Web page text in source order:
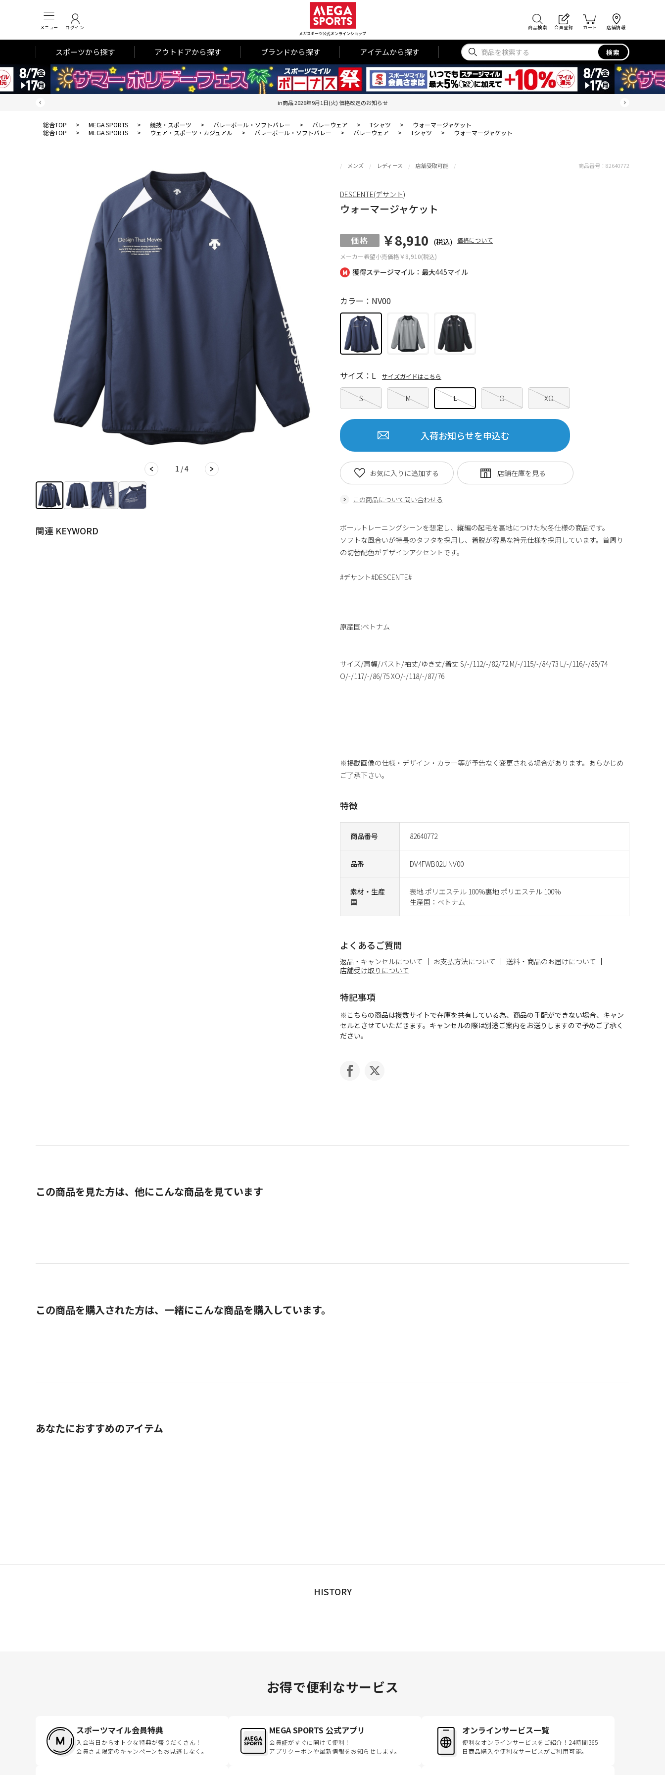
メニュー ログイン
メガスポーツ公式オンラインショップ
商品検索 会員登録 カート 店舗情報
スポーツから探す アウトドアから探す ブランドから探す アイテムから探す 検索
in商品 2026年9月1日(火) 価格改定のお知らせ
総合TOP > MEGA SPORTS > 競技・スポーツ > バレーボール・ソフトバレー > バレーウェア > Tシャツ >
ウォーマージャケット
総合TOP
> MEGA SPORTS > ウェア・スポーツ・カジュアル > バレーボール・ソフトバレー > バレーウェア > Tシャツ > ウォーマージャケット
1 / 4
関連 KEYWORD
獲得ステージマイル：最大445マイル
メンズ レディース 店舗受取可能
ウォーマージャケット
メーカー希望小売価格￥8,910(税込)
￥8,910 (税込) 価格について
商品番号 82640772
品番 DV4FWB02U NV00
素材・生産
国
表地 ポリエステル 100%裏地 ポリエステル 100%
生産国：ベトナム
カラー：NV00
S M L O XO
サイズ：L サイズガイドはこちら
入荷お知らせを申込む
この商品について問い合わせる
お気に入りに追加する
商品番号： 82640772
DESCENTE(デサント)
ボールトレーニングシーンを想定し、縦編の起毛を裏地につけた秋冬仕様の商品です。
ソフトな風合いが特長のタフタを採用し、着脱が容易な衿元仕様を採用しています。首周り
の切替配色がデザインアクセントです。
#デサント#DESCENTE#
原産国:ベトナム
サイズ/肩幅/バスト/袖丈/ゆき丈/着丈 S/-/112/-/82/72 M/-/115/-/84/73 L/-/116/-/85/74
O/-/117/-/86/75 XO/-/118/-/87/76
※掲載画像の仕様・デザイン・カラー等が予告なく変更される場合があります。あらかじめ
ご了承下さい。
特徴
よくあるご質問
返品・キャンセルについて お支払方法について
送料・商品のお届けについて
店舗受け取りについて
特記事項
※こちらの商品は複数サイトで在庫を共有している為、商品の手配ができない場合、キャン
セルとさせていただきます。キャンセルの際は別途ご案内をお送りしますので予めご了承く
ださい。
この商品を見た方は、他にこんな商品を見ています
この商品を購入された方は、一緒にこんな商品を購入しています。
あなたにおすすめのアイテム
HISTORY
お得で便利なサービス
スポーツマイル会員特典
入会当日からオトクな特典が盛りだくさん！
会員さま限定のキャンペーンもお見逃しなく。
MEGA SPORTS 公式アプリ
会員証がすぐに開けて便利！
アプリクーポンや最新情報をお知らせします。
オンラインサービス一覧
便利なオンラインサービスをご紹介！24時間365
日商品購入や便利なサービスがご利用可能。